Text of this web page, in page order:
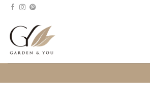
Przejdź
treści